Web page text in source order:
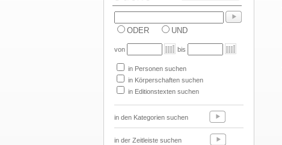
ODER UND
von bis
in Personen suchen
in Körperschaften suchen
in Editionstexten suchen
in den Kategorien suchen
in der Zeitleiste suchen